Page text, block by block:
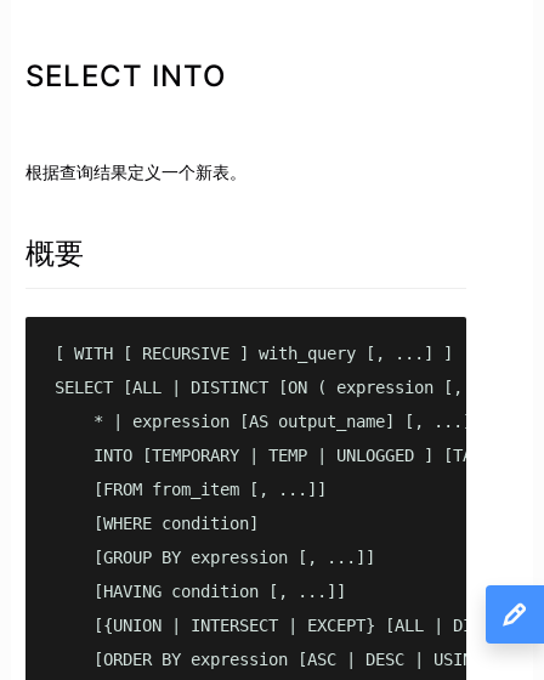
SELECT INTO
根据查询结果定义一个新表。
概要
[ WITH [ RECURSIVE ] with_query [, ...] ]
SELECT [ALL | DISTINCT [ON ( expression [, ...]
    * | expression [AS output_name] [, ...]
INTO [TEMPORARY | TEMP | UNLOGGED ] [TABLE]
    [FROM from_item [, ...]]
    [WHERE condition]
    [GROUP BY expression [, ...]]
    [HAVING condition [, ...]]
[{UNION | INTERSECT | EXCEPT} [ALL | DISTINCT
[ORDER BY expression [ASC | DESC | USING